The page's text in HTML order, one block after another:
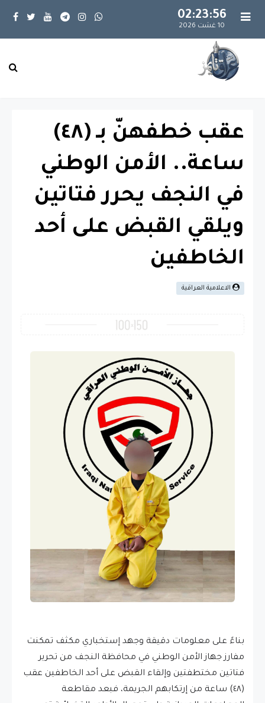
02:23:56
10 غشت 2026
عقب خطفهنّ بـ (٤٨)
ساعة.. الأمن الوطني
في النجف يحرر فتاتين
ويلقي القبض على أحد
الخاطفين
الاعلامية العراقية
بناءً على معلومات دقيقة وجهد إستخباري مكثف تمكنت
مفارز جهاز الأمن الوطني في محافظة النجف من تحرير
فتاتين مختطفتين وإلقاء القبض على أحد الخاطفين عقب
(٤٨) ساعة من إرتكابهم الجريمة، فبعد مقاطعة